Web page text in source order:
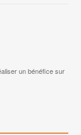
un bénéfice sur